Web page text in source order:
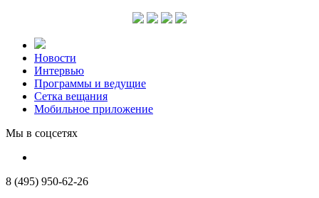
Новости
Интервью
Программы и ведущие
Сетка вещания
Мобильное приложение
Мы в соцсетях
8 (495) 950-62-26